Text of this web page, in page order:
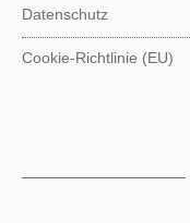
Datenschutz
Cookie-Richtlinie (EU)